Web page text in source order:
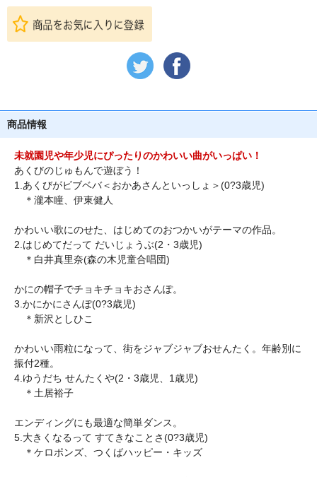
商品情報
未就園児や年少児にぴったりのかわいい曲がいっぱい！
あくびのじゅもんで遊ぼう！
1.あくびがビブベバ＜おかあさんといっしょ＞(0?3歳児)
＊瀧本瞳、伊東健人
かわいい歌にのせた、はじめてのおつかいがテーマの作品。
2.はじめてだって だいじょうぶ(2・3歳児)
＊白井真里奈(森の木児童合唱団)
かにの帽子でチョキチョキおさんぽ。
3.かにかにさんぽ(0?3歳児)
＊新沢としひこ
かわいい雨粒になって、街をジャブジャブおせんたく。年齢別に
振付2種。
4.ゆうだち せんたくや(2・3歳児、1歳児)
＊土居裕子
エンディングにも最適な簡単ダンス。
5.大きくなるって すてきなことさ(0?3歳児)
＊ケロポンズ、つくばハッピー・キッズ